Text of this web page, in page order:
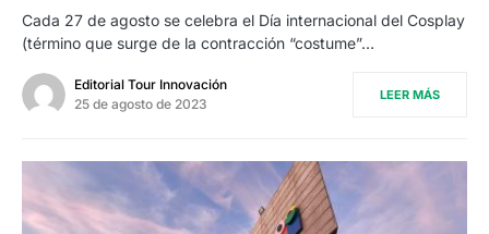
Cada 27 de agosto se celebra el Día internacional del Cosplay
(término que surge de la contracción “costume”…
Editorial Tour Innovación
25 de agosto de 2023
LEER MÁS